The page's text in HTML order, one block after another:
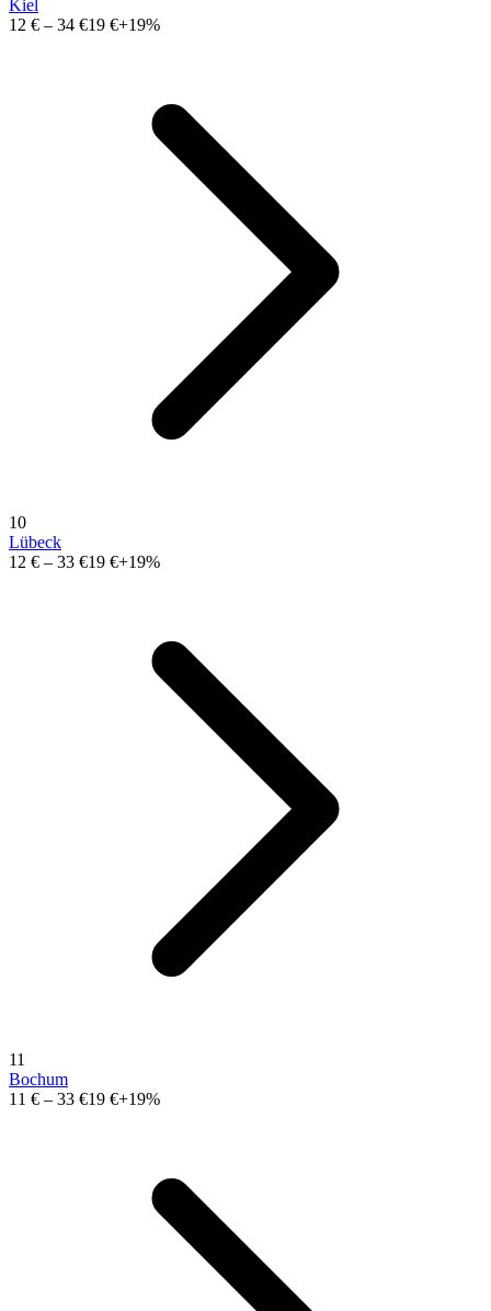
Kiel
12 € – 34 €19 €+19%
10
Lübeck
12 € – 33 €19 €+19%
11
Bochum
11 € – 33 €19 €+19%